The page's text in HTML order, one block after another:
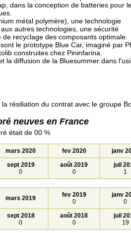
dans la conception de batteries pour
métal polymère), une technologie
autres technologies, une sécurité
recyclage des composants optimale.
le prototype Blue Car, imaginé par
construites chez Pininfarina.
la diffusion de la Bluesummer dans
résiliation du contrat avec le groupe
neuves en France
était de 00 %
mars 2020 fev 2020
janv
sept 2019
0
août 2019
0
juil
1
mars 2019
fev 2019
0
janv
0
sept 2018
0
août 2018
0
juil
19